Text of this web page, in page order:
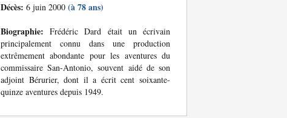
Décès: 6 juin 2000 (à 78 ans)
Biographie: Frédéric Dard était un écrivain
principalement connu dans une production
extrêmement abondante pour les aventures du
commissaire San-Antonio, souvent aidé de son
adjoint Bérurier, dont il a écrit cent soixante-
quinze aventures depuis 1949.